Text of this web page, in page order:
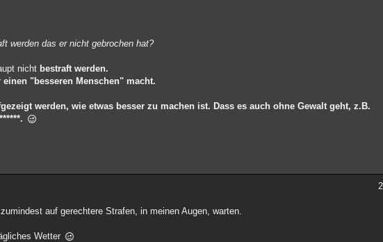
werden das er nicht gebrochen hat?
nicht bestraft werden.
"besseren Menschen" macht.
werden, wie etwas besser zu machen ist. Dass es auch ohne Gewalt geht, z.B.
auf gerechtere Strafen, in meinen Augen, warten.
Wetter